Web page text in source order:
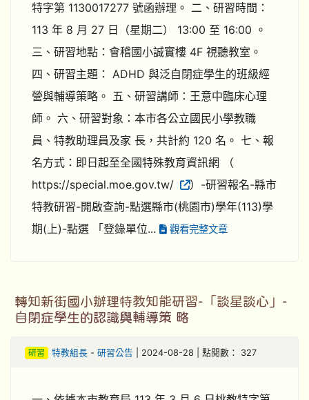
特字第 1130017277 號函辦理。 二、研習時間：
113 年 8 月 27 日（星期二） 13:00 至 16:00 。
三、研習地點：會稽國小誠實樓 4F 視聽教室。
四、研習主題： ADHD 與泛自閉症學生的班級經
營與輔導策略。 五、研習講師：王意中臨床心理
師。 六、研習對象：本市各公立國民小學教職
員、特教助理員及家 長，共計約 120 名。 七、報
名方式：即日起至全國特殊教育資訊網 （
https://special.moe.gov.tw/
）-研習報名-縣市
特教研習-開啟查詢-點選縣市(桃園市)學年(113)學
期(上)-點選 「登錄單位...
觀看完整文章
轉知新街國小辦理特教知能研習-「談星談心」-
自閉症學生的認識與輔導策 略
研習 特教組長- 研習公告 | 2024-08-28 | 點閱數： 327